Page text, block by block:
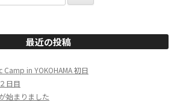
最近の投稿
Camp in YOKOHAMA 初日
日目
始まりました